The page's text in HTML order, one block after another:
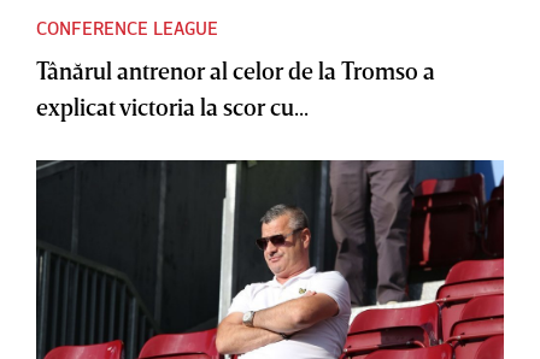
CONFERENCE LEAGUE
Tânărul antrenor al celor de la Tromso a
explicat victoria la scor cu...